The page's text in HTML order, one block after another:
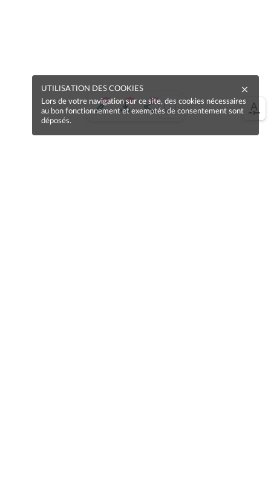
UTILISATION DES COOKIES
Lors de votre navigation sur ce site, des cookies nécessaires
au bon fonctionnement et exemptés de consentement sont
déposés.